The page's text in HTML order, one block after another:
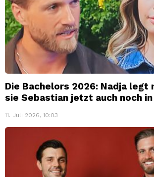
Die Bachelors 2026: Nadja legt
sie Sebastian jetzt auch noch
11. Juli 2026, 10:03